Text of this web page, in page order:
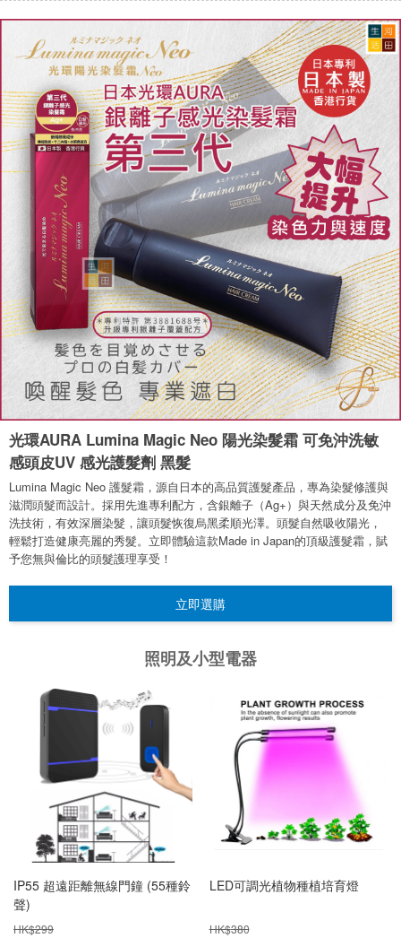
光環AURA Lumina Magic Neo 陽光染髮霜 可免沖洗敏
感頭皮UV 感光護髮劑 黑髮
Lumina Magic Neo 護髮霜，源自日本的高品質護髮產品，專為染髮修護與
滋潤頭髮而設計。採用先進專利配方，含銀離子（Ag+）與天然成分及免沖
洗技術，有效深層染髮，讓頭髮恢復烏黑柔順光澤。頭髮自然吸收陽光，
輕鬆打造健康亮麗的秀髮。立即體驗這款Made in Japan的頂級護髮霜，賦
予您無與倫比的頭髮護理享受！
立即選購
照明及小型電器
IP55 超遠距離無線門鐘 (55種鈴
聲)
HK$299
LED可調光植物種植培育燈
HK$380